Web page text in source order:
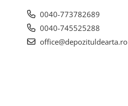
0040-773782689
0040-745525288
office@depozituldearta.ro